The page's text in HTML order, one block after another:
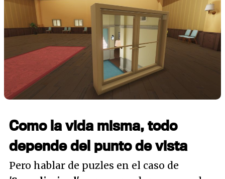
Como la vida misma, todo
depende del punto de vista
Pero hablar de puzles en el caso de